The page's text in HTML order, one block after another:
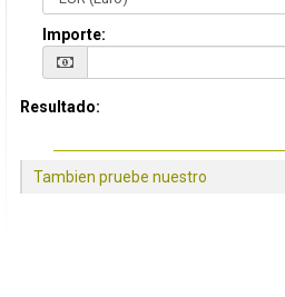
Importe:
Resultado:
Tambien pruebe nuestro